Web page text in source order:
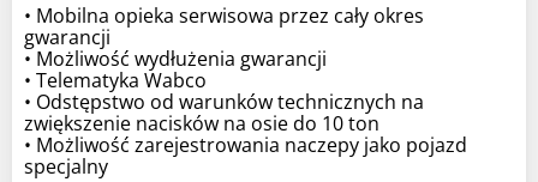
• Mobilna opieka serwisowa przez cały okres
gwarancji
• Możliwość wydłużenia gwarancji
• Telematyka Wabco
• Odstępstwo od warunków technicznych na
zwiększenie nacisków na osie do 10 ton
• Możliwość zarejestrowania naczepy jako pojazd
specjalny